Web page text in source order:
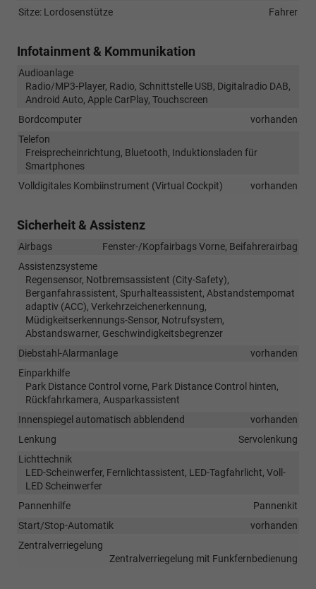
Sitze: Lordosenstütze Fahrer
Infotainment & Kommunikation
Audioanlage
Radio/MP3-Player, Radio, Schnittstelle USB, Digitalradio DAB,
Android Auto, Apple CarPlay, Touchscreen
Bordcomputer
vorhanden
Telefon
Freisprecheinrichtung, Bluetooth, Induktionsladen für
Smartphones
Volldigitales Kombiinstrument (Virtual Cockpit)
vorhanden
Sicherheit & Assistenz
Airbags
Fenster-/Kopfairbags Vorne, Beifahrerairbag
Assistenzsysteme
Regensensor, Notbremsassistent (City-Safety),
Berganfahrassistent, Spurhalteassistent, Abstandstempomat
adaptiv (ACC), Verkehrzeichenerkennung,
Müdigkeitserkennungs-Sensor, Notrufsystem,
Abstandswarner, Geschwindigkeitsbegrenzer
Diebstahl-Alarmanlage
vorhanden
Einparkhilfe
Park Distance Control vorne, Park Distance Control hinten,
Rückfahrkamera, Ausparkassistent
Innenspiegel automatisch abblendend
vorhanden
Lenkung
Servolenkung
Lichttechnik
LED-Scheinwerfer, Fernlichtassistent, LED-Tagfahrlicht, Voll-
LED Scheinwerfer
Pannenhilfe
Pannenkit
Start/Stop-Automatik
vorhanden
Zentralverriegelung
Zentralverriegelung mit Funkfernbedienung